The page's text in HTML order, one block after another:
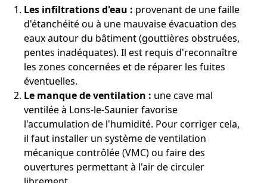
Les infiltrations d'eau : provenant de une faille
d'étanchéité ou à une mauvaise évacuation des
eaux autour du bâtiment (gouttières obstruées,
pentes inadéquates). Il est requis d'reconnaître
les zones concernées et de réparer les fuites
éventuelles.
Le manque de ventilation : une cave mal
ventilée à Lons-le-Saunier favorise
l'accumulation de l'humidité. Pour corriger cela,
il faut installer un système de ventilation
mécanique contrôlée (VMC) ou faire des
ouvertures permettant à l'air de circuler